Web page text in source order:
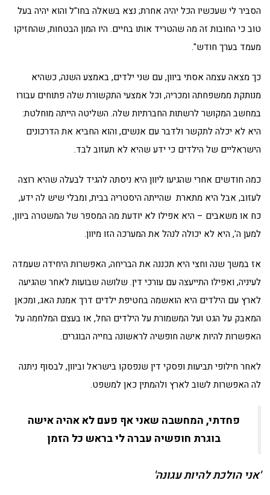
הסביר לי שעכשיו הכל יהיה אחרת; נצא בשאלה בחו"ל והוא יהיה בעל
טוב כי החובות זה מה שהטריד אותו בחיים. היו המון הבטחות, שהחזיקו
מעמד בערך חודש".
כך מצאה עצמה אסתי ביוון, עם שני ילדים, באמצע השנה, כשהיא
מנותקת ממשפחתה ומכריה, וכל אמצעי התקשורת שלה פתוחים עבורו
במחשב המקושר לרשתות החברתיות שלה. השליטה הייתה מוחלטת:
היא לא יכלה לתקשר ולדבר עם אנשים, והוא החביא את הדרכונים
הישראליים של הילדים כי ידע שהיא לא תעזוב לבד.
כמה חודשים אחרי שהגיעו ליוון היא ניסתה להגיד לבעלה שהיא רוצה
לעזוב, אבל היא מתארת שהייתה היסטריה בבית, ומבלי שיש לה ידע,
כח או משאבים – היא אפילו לא יודעת מה המספר של המשטרה ביוון,
למען ה', היא לא יכולה לנהל את המערכה הזו מיוון.
אז במשך שנה וחצי היא תכננה את הבריחה, האפשרות היחידה שעמדה
לעיניה, ואפילו התייעצה עם עורכי דין. שלושה שבועות לאחר שהגיעה
לארץ עם הילדים היא הואשמה בחטיפת ילדים דרך אמנת האג, ומכאן
המאבק על הגט ועל המשמורת על הילדים החל, או בעצם המלחמה על
האפשרות להיות אישה חופשיה לראשונה בחייה הבוגרים.
לאחר חילופי תביעות ופסקי דין שנפסקו בישראל וביוון, לבסוף ניתנה
לה האפשרות לשוב לארץ ולהמתין כאן למשפט.
פחדתי, המחשבה שאני אף פעם לא אהיה אישה
בוגרת חופשיה עברה לי בראש כל הזמן
'אני הולכת להיות עגונה'